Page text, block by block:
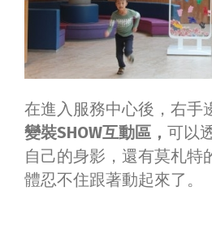
在進入服務中心後，右手
變裝SHOW互動區， 可以
自己的身影，還有莫札特
體忍不住跟著動起來了。